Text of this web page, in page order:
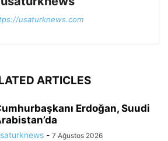
usaturknews.com
ARTICLES
Erdoğan, Suudi
- 7 Ağustos 2026